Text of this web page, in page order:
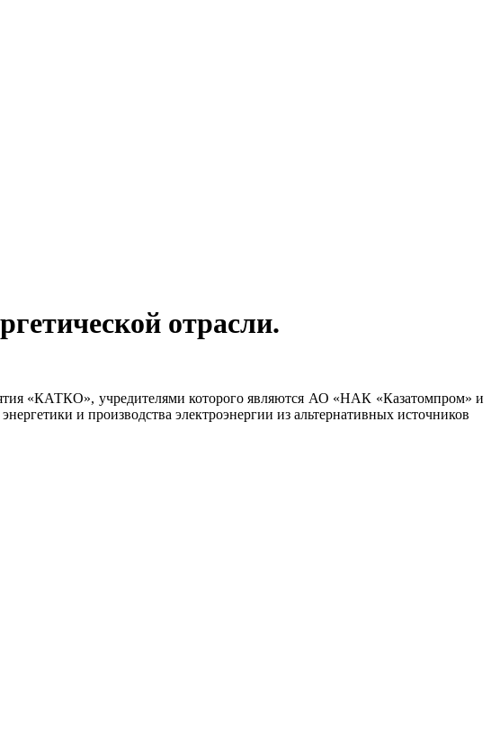
отрасли.
«КАТКО», учредителями которого являются АО «НАК «Казатомпром» и
и производства электроэнергии из альтернативных источников